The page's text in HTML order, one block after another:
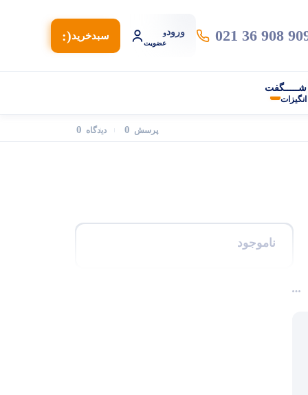
021 36 908 ورودو
عضویت
سبد‌خرید(:
شـــــگفت
انگیزات
پرسش 0 دیدگاه 0
ناموجود